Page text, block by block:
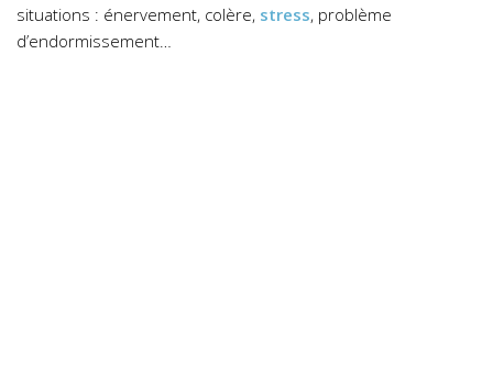
situations : énervement, colère, stress, problème
d’endormissement…